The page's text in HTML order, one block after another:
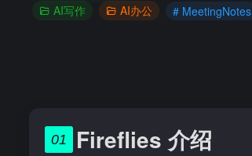
AI写作 AI办公 # MeetingNotes
01 Fireflies 介绍